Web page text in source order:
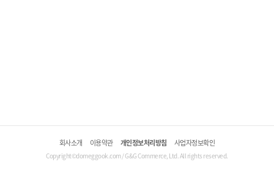
회사소개 이용약관 개인정보처리방침 사업자정보확인
Copyright©domeggook.com / G&G Commerce, Ltd. All rights reserved.